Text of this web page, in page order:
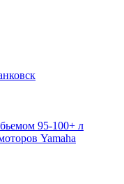
95-100+ л
Yamaha